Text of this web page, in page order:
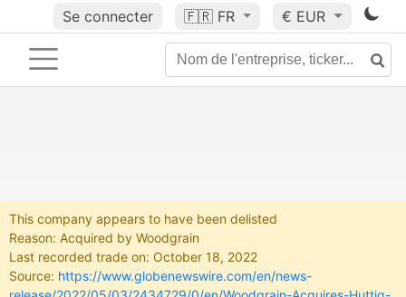
Se connecter 🇫🇷 FR € EUR
This company appears to have been delisted
Reason: Acquired by Woodgrain
Last recorded trade on: October 18, 2022
Source: https://www.globenewswire.com/en/news-